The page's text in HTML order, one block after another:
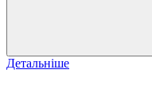
Детальніше